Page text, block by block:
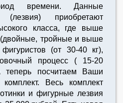
времени. Данные
приобретают
класса, где выше
тройные и выше
(от 30-40 кг),
процесс ( 15-20
посчитаем Ваши
Весь комплект
и фигурные лезвия